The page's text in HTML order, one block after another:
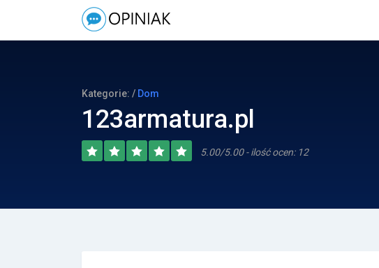
Kategorie: / Dom
123armatura.pl
5.00/5.00 - ilość ocen: 12